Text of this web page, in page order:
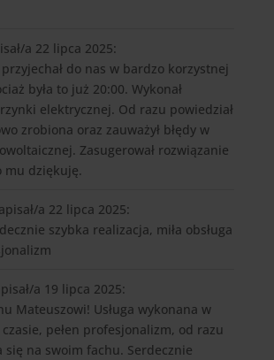
a 22 lipca 2025:
do nas w bardzo korzystnej
była to już 20:00. Wykonał
elektrycznej. Od razu powiedział
zrobiona oraz zauważył błędy w
Zasugerował rozwiązanie
mu dziękuję.
a 22 lipca 2025:
szybka realizacja, miła obsługa
a 19 lipca 2025:
Mateuszowi! Usługa wykonana w
pełen profesjonalizm, od razu
się na swoim fachu. Serdecznie